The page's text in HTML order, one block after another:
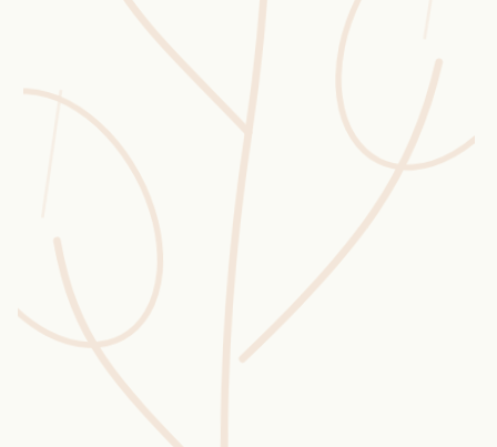
Gartenplaner
Challenges
Wusstest du?
Sammlungen
Selber machen